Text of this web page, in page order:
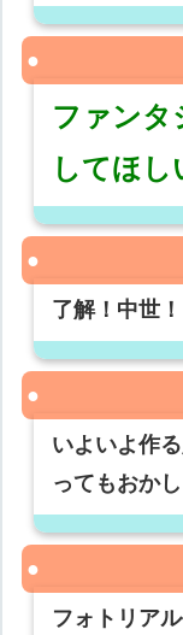
ファンタ
してほし
了解！中世！
いよいよ作
ってもおか
フォトリア